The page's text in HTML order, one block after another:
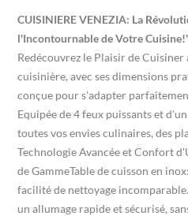
CUISINIERE VENEZIA: La
l'Incontournable de Votre
Redécouvrez le Plaisir de
cuisinière, avec ses dimensions
conçue pour s'adapter
Equipée de 4 feux puissants et
toutes vos envies culinaires, des
Technologie Avancée et Confort
de GammeTable de cuisson en
facilité de nettoyage
un allumage rapide et sécurisé,